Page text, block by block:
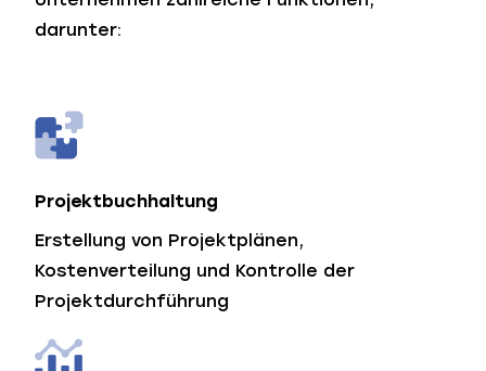
darunter:
Projektbuchhaltung
Erstellung von Projektplänen,
Kostenverteilung und Kontrolle der
Projektdurchführung